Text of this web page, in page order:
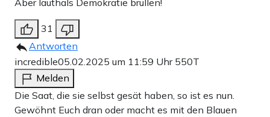
Aber lauthals Demokratie brüllen!
31
Antworten
incredible05.02.2025 um 11:59 Uhr 550T
Melden
Die Saat, die sie selbst gesät haben, so ist es nun.
Gewöhnt Euch dran oder macht es mit den Blauen